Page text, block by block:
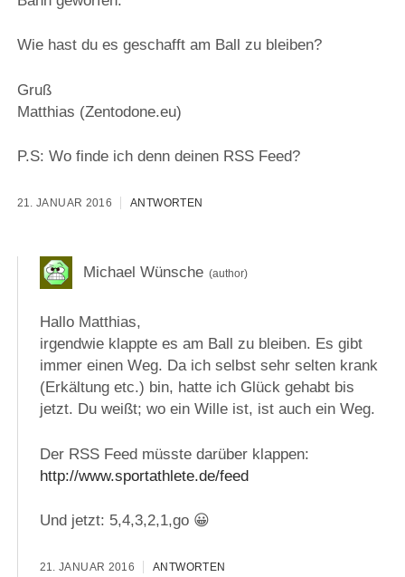
Wie hast du es geschafft am Ball zu bleiben?
Gruß
Matthias (Zentodone.eu)
P.S: Wo finde ich denn deinen RSS Feed?
21. JANUAR 2016 ANTWORTEN
Michael Wünsche
Hallo Matthias,
irgendwie klappte es am Ball zu bleiben. Es gibt
immer einen Weg. Da ich selbst sehr selten krank
(Erkältung etc.) bin, hatte ich Glück gehabt bis
jetzt. Du weißt; wo ein Wille ist, ist auch ein Weg.
Der RSS Feed müsste darüber klappen:
http://www.sportathlete.de/feed
Und jetzt: 5,4,3,2,1,go 😀
21. JANUAR 2016 ANTWORTEN